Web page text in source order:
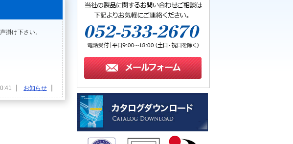
掛け下さい。
お知らせ